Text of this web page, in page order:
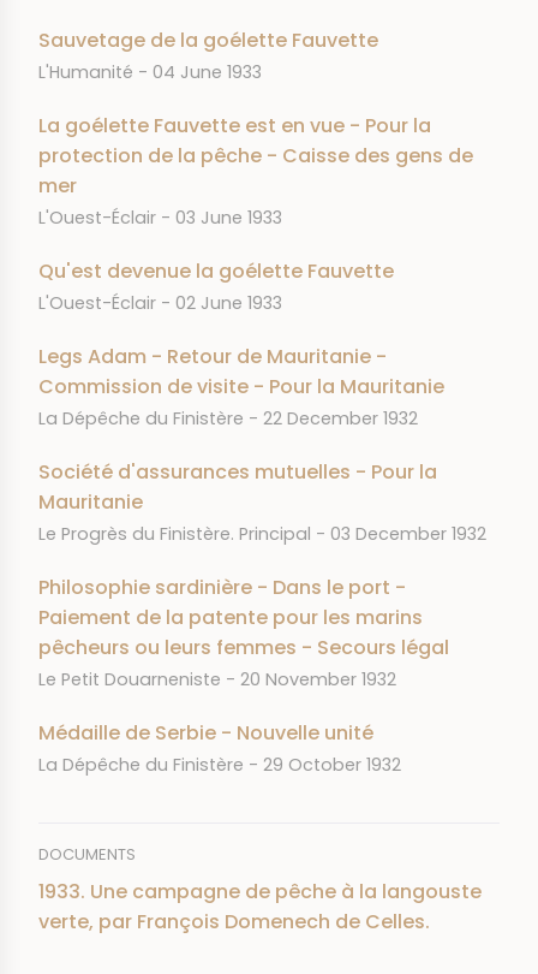
Sauvetage de la goélette Fauvette
JOURNAL
L'Humanité DATE
04 June 1933
La goélette Fauvette est en vue - Pour la
protection de la pêche - Caisse des gens de
mer
JOURNAL
L'Ouest-Éclair DATE
03 June 1933
Qu'est devenue la goélette Fauvette
JOURNAL
L'Ouest-Éclair DATE
02 June 1933
Legs Adam - Retour de Mauritanie -
Commission de visite - Pour la Mauritanie
JOURNAL
La Dépêche du Finistère DATE
22 December 1932
Société d'assurances mutuelles - Pour la
Mauritanie
JOURNAL
Le Progrès du Finistère. Principal DATE
03 December 1932
Philosophie sardinière - Dans le port -
Paiement de la patente pour les marins
pêcheurs ou leurs femmes - Secours légal
JOURNAL
Le Petit Douarneniste DATE
20 November 1932
Médaille de Serbie - Nouvelle unité
JOURNAL
La Dépêche du Finistère DATE
29 October 1932
DOCUMENTS
1933. Une campagne de pêche à la langouste
verte, par François Domenech de Celles.